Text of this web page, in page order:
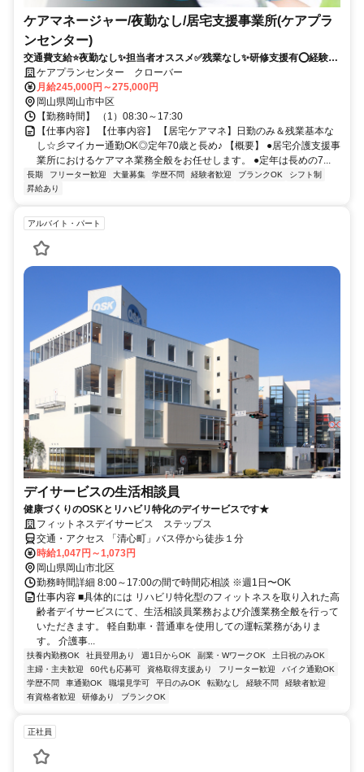
ケアマネージャー/夜勤なし/居宅支援事業所(ケアプラ
ンセンター)
交通費支給⭐️夜勤なし✨担当者オススメ✅️残業なし✨研修支援有⭕️経験者
優遇✨車通勤ＯＫ
ケアプランセンター クローバー
月給245,000円～275,000円
岡山県岡山市中区
【勤務時間】 （1）08:30～17:30
【仕事内容】 【仕事内容】 【居宅ケアマネ】日勤のみ＆残業基本な
し☆彡マイカー通勤OK◎定年70歳と長め♪ 【概要】 ●居宅介護支援事
業所におけるケアマネ業務全般をお任せします。 ●定年は長めの7...
長期 フリーター歓迎 大量募集 学歴不問 経験者歓迎 ブランクOK
シフト制
昇給あり
アルバイト・パート
デイサービスの生活相談員
健康づくりのOSKとリハビリ特化のデイサービスです★
フィットネスデイサービス ステップス
交通・アクセス 「清心町」バス停から徒歩１分
時給1,047円～1,073円
岡山県岡山市北区
勤務時間詳細 8:00～17:00の間で時間応相談 ※週1日〜OK
仕事内容 ■具体的には リハビリ特化型のフィットネスを取り入れた高
齢者デイサービスにて、生活相談員業務および介護業務全般を行って
いただきます。 軽自動車・普通車を使用しての運転業務がありま
す。 介護事...
扶養内勤務OK 社員登用あり 週1日からOK 副業・WワークOK
土日祝のみOK
主婦・主夫歓迎
60代も応募可 資格取得支援あり フリーター歓迎
バイク通勤OK
学歴不問
車通勤OK 職場見学可 平日のみOK 転勤なし 経験不問
経験者歓迎
有資格者歓迎
研修あり ブランクOK
正社員